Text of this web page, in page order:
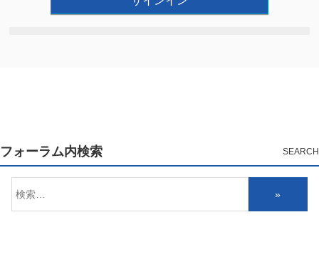
フォーラム内検索